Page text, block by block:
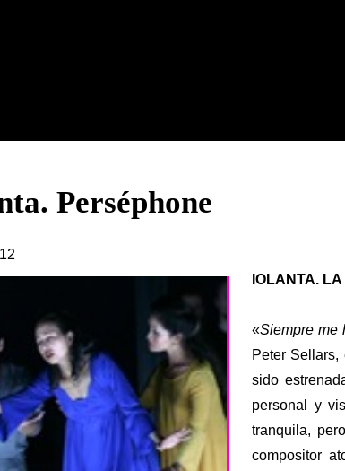
Perséphone
IOLANTA.
«Siempre me
Peter
sido
personal y
tranquila,
compositor